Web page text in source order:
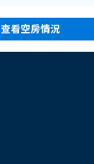
查看空房情況